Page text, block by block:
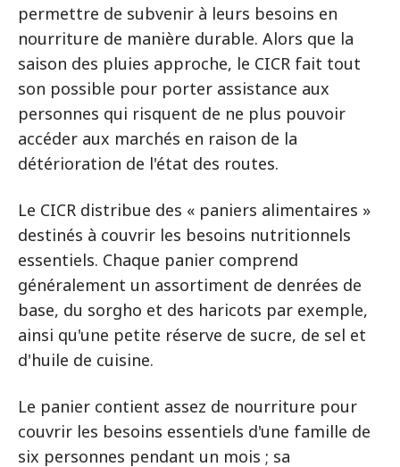
permettre de subvenir à leurs besoins en
nourriture de manière durable. Alors que la
saison des pluies approche, le CICR fait tout
son possible pour porter assistance aux
personnes qui risquent de ne plus pouvoir
accéder aux marchés en raison de la
détérioration de l'état des routes.
Le CICR distribue des « paniers alimentaires »
destinés à couvrir les besoins nutritionnels
essentiels. Chaque panier comprend
généralement un assortiment de denrées de
base, du sorgho et des haricots par exemple,
ainsi qu'une petite réserve de sucre, de sel et
d'huile de cuisine.
Le panier contient assez de nourriture pour
couvrir les besoins essentiels d'une famille de
six personnes pendant un mois ; sa